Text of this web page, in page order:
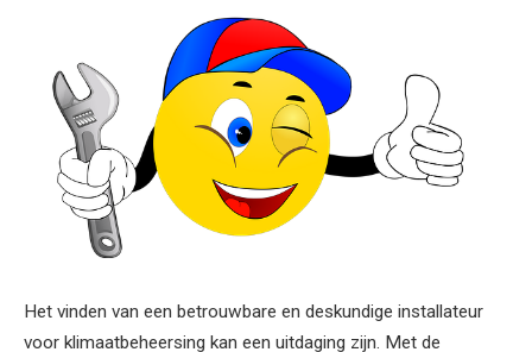
Het vinden van een betrouwbare en deskundige installateur
voor klimaatbeheersing kan een uitdaging zijn. Met de